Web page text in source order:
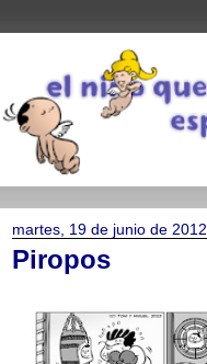
martes, 19 de junio de 2012
Piropos